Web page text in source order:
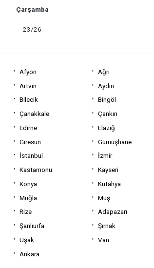
Çarşamba
23/26
Afyon Ağrı
Artvin Aydın
Bilecik Bingöl
Çanakkale Çankırı
Edirne Elazığ
Giresun Gümüşhane
İstanbul İzmir
Kastamonu Kayseri
Konya Kütahya
Muğla Muş
Rize Adapazarı
Şanlıurfa Şırnak
Uşak Van
Ankara